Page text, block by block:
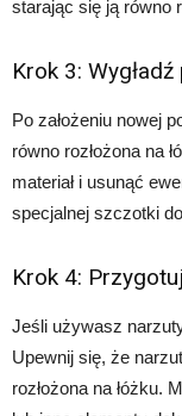
starając się ją równo
Krok 3:
Po założeniu nowej
równo rozłożona na
materiał i usunąć
specjalnej szczotki
Krok 4:
Jeśli używasz
Upewnij się, że
rozłożona na łóżku.